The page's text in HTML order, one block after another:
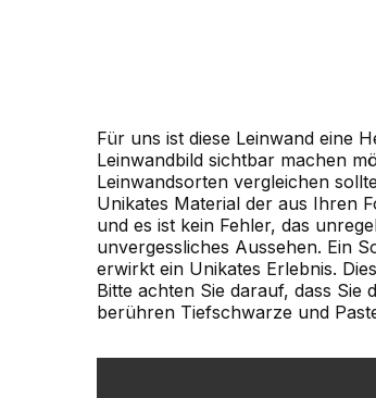
Für uns ist diese Leinwand eine
Leinwandbild sichtbar machen
Leinwandsorten vergleichen
Unikates Material der aus Ihren
und es ist kein Fehler, das
unvergessliches Aussehen. Ein
erwirkt ein Unikates Erlebnis.
Bitte achten Sie darauf, dass
berühren Tiefschwarze und